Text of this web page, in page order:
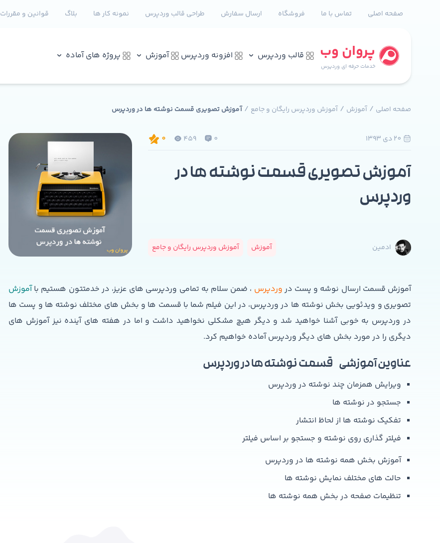
صفحه اصلی تماس با ما فروشگاه ارسال سفارش طراحی قالب وردپرس نمونه کار ها بلاگ قوانین و مقررات
پروان وب
خدمات حرفه ای وردپرس
قالب وردپرس افزونه وردپرس آموزش پروژه های آماده
صفحه اصلی / آموزش / آموزش وردپرس رایگان و جامع /آموزش تصویری قسمت نوشته ها در وردپرس
0
459
0
آموزش تصویری قسمت نوشته ها در
وردپرس
ادمین آموزش آموزش وردپرس رایگان و جامع
آموزش قسمت ارسال نوشه و پست در وردپرس ، ضمن سلام به تمامی وردپرسی های عزیز، در خدمتتون هستیم باآموزش
تصویری و ویدئویی بخش نوشته ها در وردپرس، در این فیلم شما با قسمت ها و بخش های مختلف نوشته ها و پست ها
در وردپرس به خوبی آشنا خواهید شد و دیگر هیچ مشکلی نخواهید داشت و اما در هفته های آینده نیز آموزش های
دیگری را در مورد بخش های دیگر وردپرس آماده خواهیم کرد.
عناوین آموزشی قسمت نوشته ها در وردپرس
ویرایش همزمان چند نوشته در وردپرس
جستجو در نوشته ها
تفکیک نوشته ها از لحاظ انتشار
فیلتر گذاری روی نوشته و جستجو بر اساس فیلتر
آموزش بخش همه نوشته ها در وردپرس
حالت های مختلف نمایش نوشته ها
تنظیمات صفحه در بخش همه نوشته ها